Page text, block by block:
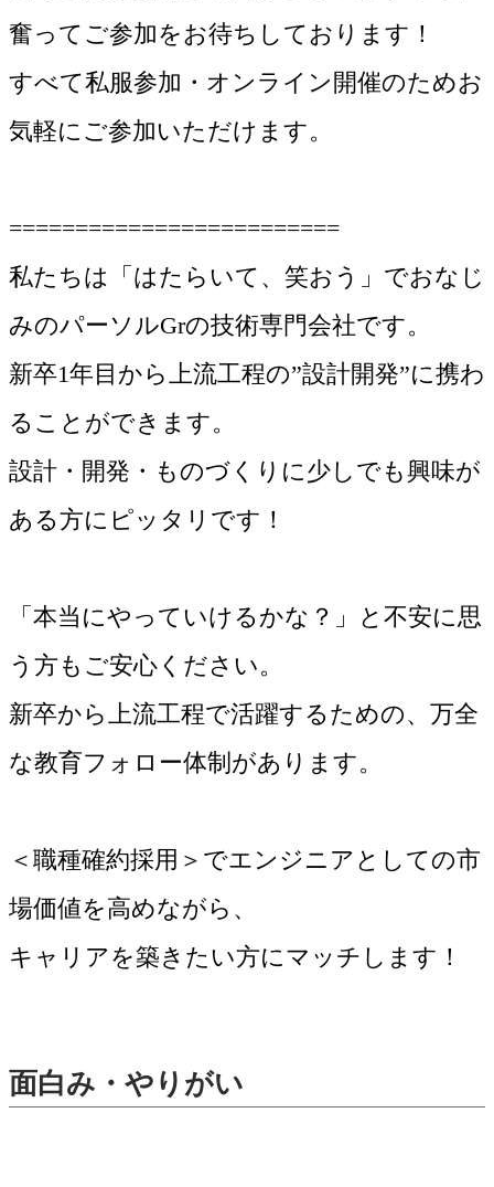
奮ってご参加をお待ちしております！
すべて私服参加・オンライン開催のためお
気軽にご参加いただけます。
=========================
私たちは「はたらいて、笑おう」でおなじ
みのパーソルGrの技術専門会社です。
新卒1年目から上流工程の”設計開発”に携わ
ることができます。
設計・開発・ものづくりに少しでも興味が
ある方にピッタリです！
「本当にやっていけるかな？」と不安に思
う方もご安心ください。
新卒から上流工程で活躍するための、万全
な教育フォロー体制があります。
＜職種確約採用＞でエンジニアとしての市
場価値を高めながら、
キャリアを築きたい方にマッチします！
面白み・やりがい